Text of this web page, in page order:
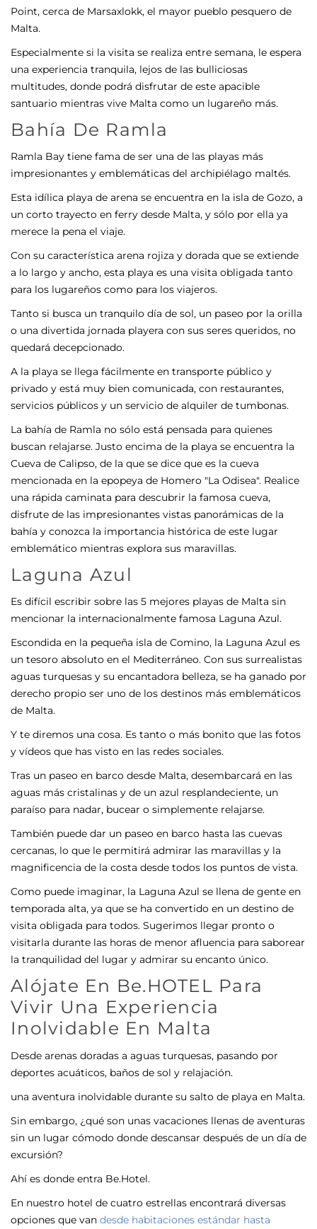
Point, cerca de Marsaxlokk, el mayor pueblo pesquero de
Malta.
Especialmente si la visita se realiza entre semana, le espera
una experiencia tranquila, lejos de las bulliciosas
multitudes, donde podrá disfrutar de este apacible
santuario mientras vive Malta como un lugareño más.
Bahía De Ramla
Ramla Bay tiene fama de ser una de las playas más
impresionantes y emblemáticas del archipiélago maltés.
Esta idílica playa de arena se encuentra en la isla de Gozo, a
un corto trayecto en ferry desde Malta, y sólo por ella ya
merece la pena el viaje.
Con su característica arena rojiza y dorada que se extiende
a lo largo y ancho, esta playa es una visita obligada tanto
para los lugareños como para los viajeros.
Tanto si busca un tranquilo día de sol, un paseo por la orilla
o una divertida jornada playera con sus seres queridos, no
quedará decepcionado.
A la playa se llega fácilmente en transporte público y
privado y está muy bien comunicada, con restaurantes,
servicios públicos y un servicio de alquiler de tumbonas.
La bahía de Ramla no sólo está pensada para quienes
buscan relajarse. Justo encima de la playa se encuentra la
Cueva de Calipso, de la que se dice que es la cueva
mencionada en la epopeya de Homero "La Odisea". Realice
una rápida caminata para descubrir la famosa cueva,
disfrute de las impresionantes vistas panorámicas de la
bahía y conozca la importancia histórica de este lugar
emblemático mientras explora sus maravillas.
Laguna Azul
Es difícil escribir sobre las 5 mejores playas de Malta sin
mencionar la internacionalmente famosa Laguna Azul.
Escondida en la pequeña isla de Comino, la Laguna Azul es
un tesoro absoluto en el Mediterráneo. Con sus surrealistas
aguas turquesas y su encantadora belleza, se ha ganado por
derecho propio ser uno de los destinos más emblemáticos
de Malta.
Y te diremos una cosa. Es tanto o más bonito que las fotos
y vídeos que has visto en las redes sociales.
Tras un paseo en barco desde Malta, desembarcará en las
aguas más cristalinas y de un azul resplandeciente, un
paraíso para nadar, bucear o simplemente relajarse.
También puede dar un paseo en barco hasta las cuevas
cercanas, lo que le permitirá admirar las maravillas y la
magnificencia de la costa desde todos los puntos de vista.
Como puede imaginar, la Laguna Azul se llena de gente en
temporada alta, ya que se ha convertido en un destino de
visita obligada para todos. Sugerimos llegar pronto o
visitarla durante las horas de menor afluencia para saborear
la tranquilidad del lugar y admirar su encanto único.
Alójate En Be.HOTEL Para
Vivir Una Experiencia
Inolvidable En Malta
Desde arenas doradas a aguas turquesas, pasando por
deportes acuáticos, baños de sol y relajación.
una aventura inolvidable durante su salto de playa en Malta.
Sin embargo, ¿qué son unas vacaciones llenas de aventuras
sin un lugar cómodo donde descansar después de un día de
excursión?
Ahí es donde entra Be.Hotel.
En nuestro hotel de cuatro estrellas encontrará diversas
opciones que van desde habitaciones estándar hasta